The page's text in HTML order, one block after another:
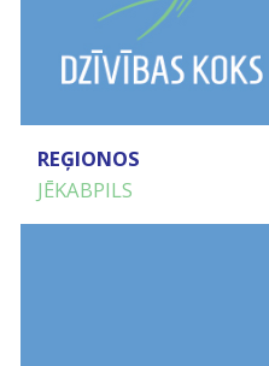
REĢIONOS
JĒKABPILS